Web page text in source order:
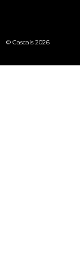
© Cascais 2026